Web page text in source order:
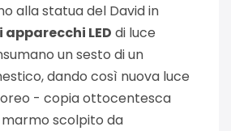
alla statua del David in
apparecchi LED di luce
un sesto di un
dando così nuova luce
- copia ottocentesca
marmo scolpito da